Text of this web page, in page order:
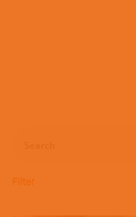
Filter